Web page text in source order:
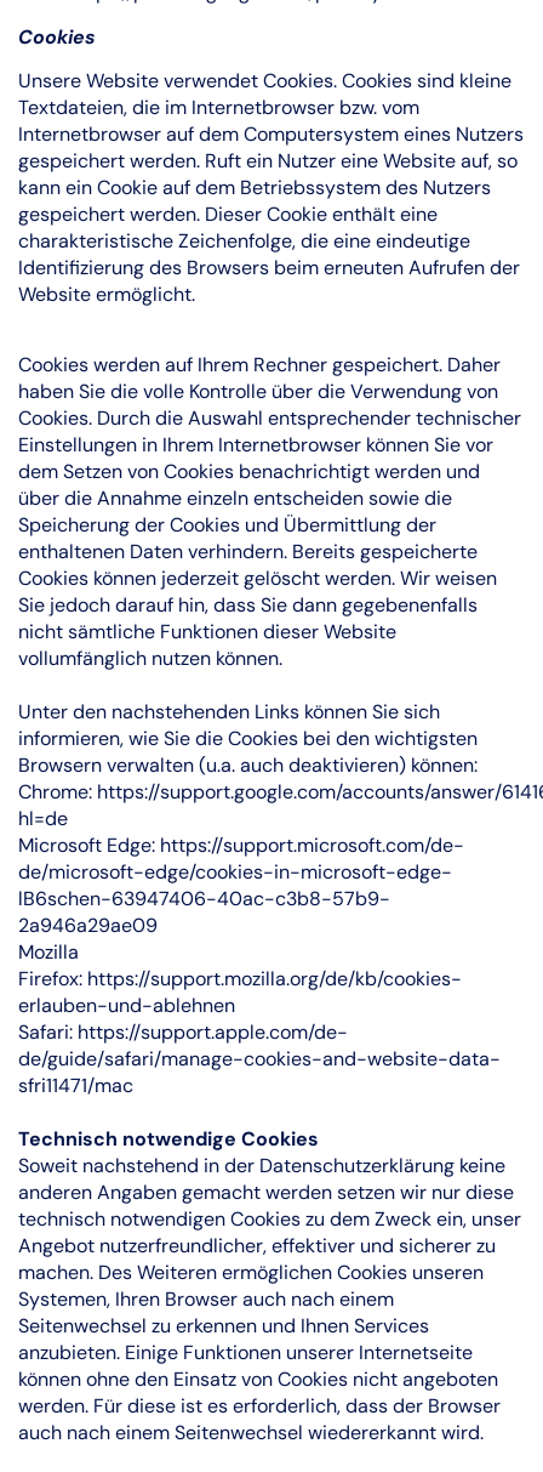
Cookies
Unsere Website verwendet Cookies. Cookies sind kleine
Textdateien, die im Internetbrowser bzw. vom
Internetbrowser auf dem Computersystem eines Nutzers
gespeichert werden. Ruft ein Nutzer eine Website auf, so
kann ein Cookie auf dem Betriebssystem des Nutzers
gespeichert werden. Dieser Cookie enthält eine
charakteristische Zeichenfolge, die eine eindeutige
Identifizierung des Browsers beim erneuten Aufrufen der
Website ermöglicht.
Cookies werden auf Ihrem Rechner gespeichert. Daher
haben Sie die volle Kontrolle über die Verwendung von
Cookies. Durch die Auswahl entsprechender technischer
Einstellungen in Ihrem Internetbrowser können Sie vor
dem Setzen von Cookies benachrichtigt werden und
über die Annahme einzeln entscheiden sowie die
Speicherung der Cookies und Übermittlung der
enthaltenen Daten verhindern. Bereits gespeicherte
Cookies können jederzeit gelöscht werden. Wir weisen
Sie jedoch darauf hin, dass Sie dann gegebenenfalls
nicht sämtliche Funktionen dieser Website
vollumfänglich nutzen können.
Unter den nachstehenden Links können Sie sich
informieren, wie Sie die Cookies bei den wichtigsten
Browsern verwalten (u.a. auch deaktivieren) können:
Chrome: https://support.google.com/accounts/answer/
hl=de
Microsoft Edge: https://support.microsoft.com/de-
de/microsoft-edge/cookies-in-microsoft-edge-
lB6schen-63947406-40ac-c3b8-57b9-
2a946a29ae09
Mozilla
Firefox: https://support.mozilla.org/de/kb/cookies-
erlauben-und-ablehnen
Safari: https://support.apple.com/de-
de/guide/safari/manage-cookies-and-website-data-
sfri11471/mac
Technisch notwendige Cookies
Soweit nachstehend in der Datenschutzerklärung keine
anderen Angaben gemacht werden setzen wir nur diese
technisch notwendigen Cookies zu dem Zweck ein, unser
Angebot nutzerfreundlicher, effektiver und sicherer zu
machen. Des Weiteren ermöglichen Cookies unseren
Systemen, Ihren Browser auch nach einem
Seitenwechsel zu erkennen und Ihnen Services
anzubieten. Einige Funktionen unserer Internetseite
können ohne den Einsatz von Cookies nicht angeboten
werden. Für diese ist es erforderlich, dass der Browser
auch nach einem Seitenwechsel wiedererkannt wird.